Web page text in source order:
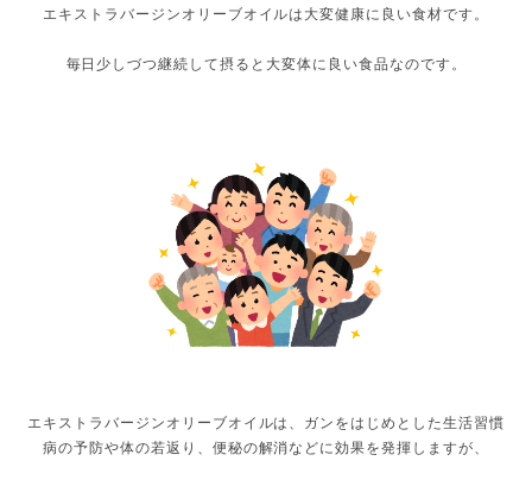
エキストラバージンオリーブオイルは大変健康に良い食材です。
毎日少しづつ継続して摂ると大変体に良い食品なのです。
エキストラバージンオリーブオイルは、ガンをはじめとした生活習慣
病の予防や体の若返り、便秘の解消などに効果を発揮しますが、